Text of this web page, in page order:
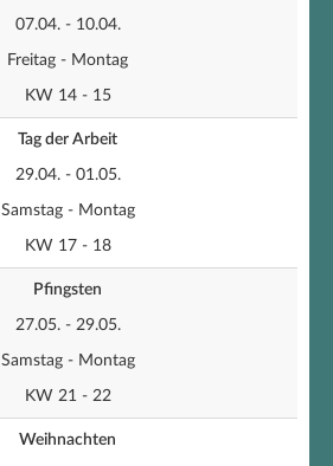
07.04. - 10.04.
Freitag - Montag
KW 14 - 15
Tag der Arbeit
29.04. - 01.05.
Samstag - Montag
KW 17 - 18
Pfingsten
27.05. - 29.05.
Samstag - Montag
KW 21 - 22
Weihnachten